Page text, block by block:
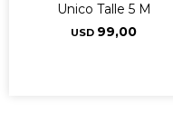
Unico Talle 5 M
USD 99,00